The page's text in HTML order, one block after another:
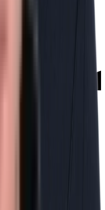
и
и ТОП-3 рынка CS-Cart.